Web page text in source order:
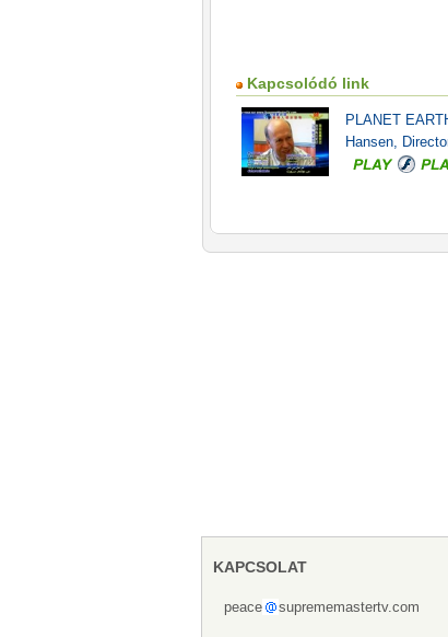
Kapcsolódó link
PLANET
Hansen,
KAPCSOLAT
peace suprememastertv.com